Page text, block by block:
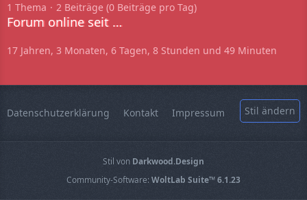
1 Thema 2 Beiträge (0 Beiträge pro Tag)
Forum online seit …
17 Jahren, 3 Monaten, 6 Tagen, 8 Stunden und 49 Minuten
Stil ändern
Datenschutzerklärung Kontakt Impressum
Stil von Darkwood.Design
Community-Software: WoltLab Suite™ 6.1.23